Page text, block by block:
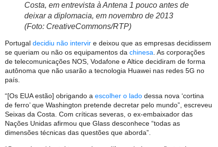
Costa, em entrevista à Antena 1 pouco antes de
deixar a diplomacia, em novembro de 2013
(Foto: CreativeCommons/RTP)
Portugal decidiu não intervir e deixou que as empresas decidissem
se queriam ou não os equipamentos da chinesa . As corporações
de telecomunicações NOS, Vodafone e Altice decidiram de forma
autônoma que não usarão a tecnologia Huawei nas redes 5G no
país.
“[Os EUA estão] obrigando a escolher o lado dessa nova ‘cortina
de ferro’ que Washington pretende decretar pelo mundo”, escreveu
Seixas da Costa. Com críticas severas, o ex-embaixador das
Nações Unidas afirmou que Glass desconhece “todas as
dimensões técnicas das questões que aborda”.